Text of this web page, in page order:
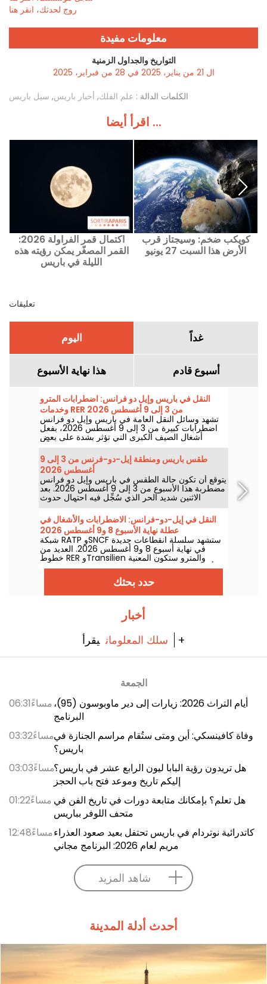
روج لحدثك، انقر هنا
معلومات مفيدة
التواريخ والجداول الزمنية
ال 21 من يناير، 2025 في 28 من فبراير، 2025
الكلمات الدالة : علم الفلك, أخبار باريس, سيل باريس
اقرأ أيضا ...
اكتمال قمر الفراولة 2026:
القمر المصغّر يمكن رؤيته هذه
الليلة في باريس
كويكب ضخم: وسيجتاز قرب
الأرض هذا السبت 27 يونيو
تعليقات
اليوم غداً
هذا نهاية الأسبوع أسبوع قادم
النقل في باريس وإيل دو فرانس: اضطرابات المترو
وخدمات RER من 3 إلى 9 أغسطس 2026
تشهد وسائل النقل العامة في باريس وإيل دو فرانس
اضطرابات كبيرة من 3 إلى 9 أغسطس 2026، بفعل
أشغال الصيف الكبرى التي تؤثر بشدة على بعض
الخطوط، وفقاً لِـ RATP وSNCF.
طقس باريس ومنطقة إيل-دو-فرنس من 3 إلى 9
أغسطس 2026
يتوقع أن تكون حالة الطقس في باريس وإيل دو فرانس
مضطربة هذا الأسبوع من 3 إلى 9 أغسطس 2026. بعد
الاثنين شديد الحر الذي سُجِّل فيه احتمال حدوث
عواصف، ستنخفض درجات الحرارة تدريجياً قبل عودة
النقل في إيل-دو-فرانس: الاضطرابات والأشغال في
عطلة نهاية الأسبوع 8 و9 أغسطس 2026
شبكة RATP وSNCF ستشهد سلسلة انقطاعات جديدة
في نهاية أسبوع 8 و9 أغسطس 2026. العديد من
خطوط RER وTransilien والمترو ستكون المعنية
بأعمال وتوقفات، إليكم كل التفاصيل لمساعدتكم في
حدد بحثك
أخبار
سلك المعلومات يقرأ +
الجمعة
06:31مساءًأيام التراث 2026: زيارات إلى دير ماوبوسون (95)،
البرنامج
03:32مساءًوفاة كافينسكي: أين ومتى ستُقام مراسم الجنازة في
باريس؟
03:03مساءًهل تريدون رؤية البابا ليون الرابع عشر في باريس؟
إليكم تاريخ وموعد فتح باب الحجز
01:22مساءً هل تعلم؟ بإمكانك متابعة دورات في تاريخ الفن في
متحف اللوفر بباريس
12:48مساءًكاتدرائية نوتردام في باريس تحتفل بعيد صعود العذراء
مريم لعام 2026: البرنامج مجاني
شاهد المزيد
أحدث أدلة المدينة